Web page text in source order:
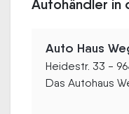
Autohändler in
Auto Haus
Heidestr. 33 -
Das Autohaus